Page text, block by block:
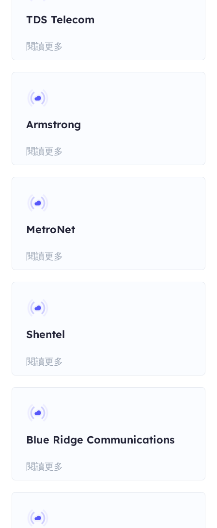
TDS Telecom
閱讀更多
Armstrong
閱讀更多
MetroNet
閱讀更多
Shentel
閱讀更多
Blue Ridge Communications
閱讀更多